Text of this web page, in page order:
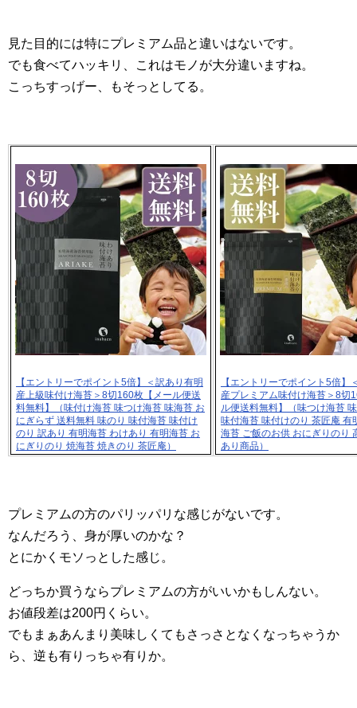
見た目的には特にプレミアム品と違いはないです。
でも食べてハッキリ、これはモノが大分違いますね。
こっちすっげー、もそっとしてる。
【エントリーでポイント5倍】＜訳あり有明
産上級味付け海苔＞8切160枚【メール便送
料無料】（味付け海苔 味つけ海苔 味海苔 お
にぎらず 送料無料 味のり 味付海苔 味付け
のり 訳あり 有明海苔 わけあり 有明海苔 お
にぎりのり 焼海苔 焼きのり 茶匠庵）
【エントリーでポイント5倍】
産プレミアム味付け海苔＞8切
ル便送料無料】（味つけ海苔
味付海苔 味付けのり 茶匠庵 有
海苔 ご飯のお供 おにぎりのり
あり商品）
プレミアムの方のパリッパリな感じがないです。
なんだろう、身が厚いのかな？
とにかくモソっとした感じ。
どっちか買うならプレミアムの方がいいかもしんない。
お値段差は200円くらい。
でもまぁあんまり美味しくてもさっさとなくなっちゃうか
ら、逆も有りっちゃ有りか。